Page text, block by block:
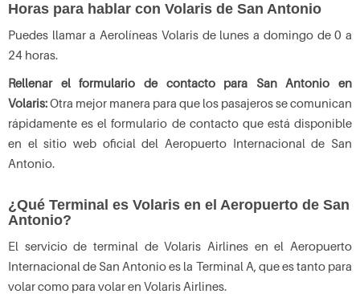
Horas para hablar con Volaris de San Antonio
Puedes llamar a Aerolíneas Volaris de lunes a domingo de 0 a
24 horas.
Rellenar el formulario de contacto para San Antonio en
Volaris:Otra mejor manera para que los pasajeros se comunican
rápidamente es el formulario de contacto que está disponible
en el sitio web oficial del Aeropuerto Internacional de San
Antonio.
¿Qué Terminal es Volaris en el Aeropuerto de San
Antonio?
El servicio de terminal de Volaris Airlines en el Aeropuerto
Internacional de San Antonio es la Terminal A, que es tanto para
volar como para volar en Volaris Airlines.